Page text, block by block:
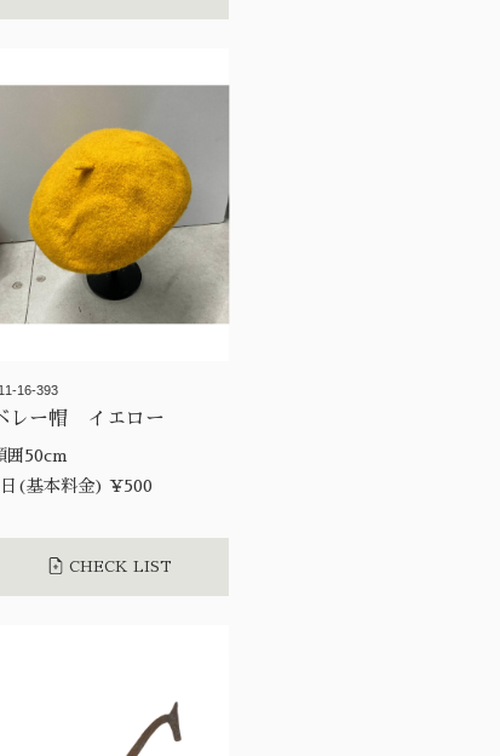
16-393
レー帽 イエロー
囲50cm
日(基本料金) ¥500
CHECK LIST